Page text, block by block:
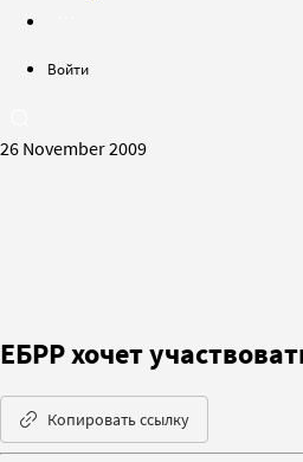
Войти
26 November 2009
ЕБРР хочет
Копировать ссылку